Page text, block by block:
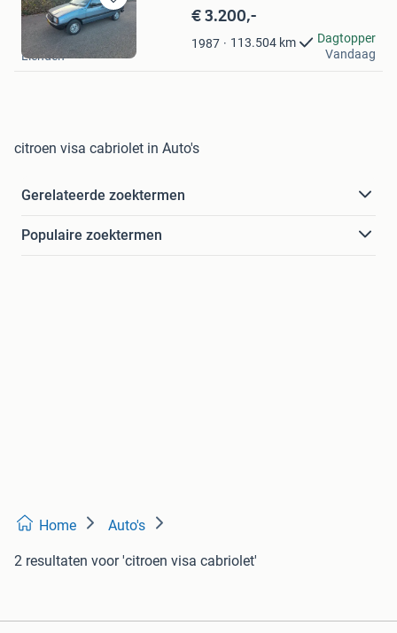
Bewaren
in
Mijn
Favorieten
€ 3.200,-
1987 113.504 km
MBSmart
Lienden
Dagtopper
Vandaag
citroen visa cabriolet in Auto's
Gerelateerde zoektermen
Populaire zoektermen
Home Auto's
2 resultaten voor 'citroen visa cabriolet'